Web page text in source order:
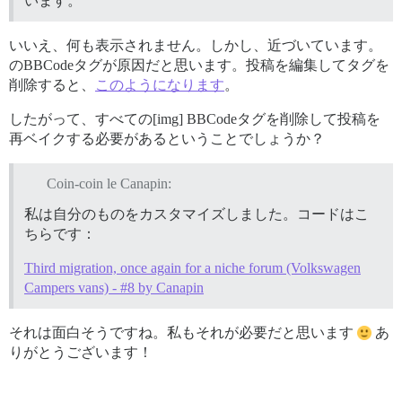
いいえ、何も表示されません。しかし、近づいています。
のBBCodeタグが原因だと思います。投稿を編集してタグを
削除すると、
このようになります。
したがって、すべての[img] BBCodeタグを削除して投稿を
再ベイクする必要があるということでしょうか？
Coin-coin le Canapin:
私は自分のものをカスタマイズしました。コードはこ
ちらです：
Third migration, once again for a niche forum (Volkswagen
Campers vans) - #8 by Canapin
それは面白そうですね。私もそれが必要だと思います
あ
りがとうございます！